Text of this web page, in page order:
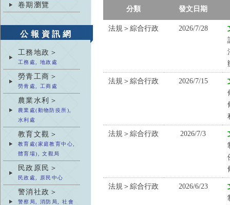
卷期瀏覽
公報資訊網
工務地政＞
工務處, 地政處
勞青工商＞
勞青處, 工商處
農業水利＞
農業處(動物防疫所),
水利處
教育文觀＞
教育處(家庭教育中心,
體育場), 文觀局
民政原民＞
民政處, 原民中心
警消社政＞
警察局, 消防局, 社會
分類 發文日期
法規＞綜合行政 2026/7/28
法規＞綜合行政 2026/7/15
法規＞綜合行政 2026/7/3
法規＞綜合行政 2026/6/23